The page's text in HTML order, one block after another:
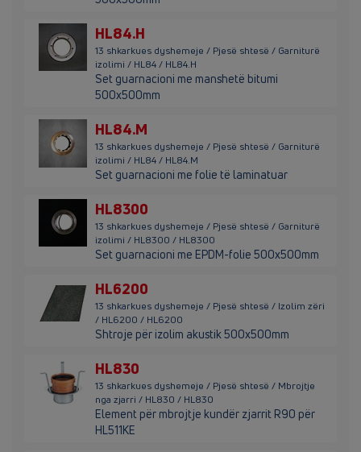
HL84.H
13 shkarkues dyshemeje / Pjesë shtesë / Garniturë
izolimi / HL84 / HL84.H
Set guarnacioni me manshetë bitumi
500x500mm
HL84.M
13 shkarkues dyshemeje / Pjesë shtesë / Garniturë
izolimi / HL84 / HL84.M
Set guarnacioni me folie të laminatuar
HL8300
13 shkarkues dyshemeje / Pjesë shtesë / Garniturë
izolimi / HL8300 / HL8300
Set guarnacioni me EPDM-folie 500x500mm
HL6200
13 shkarkues dyshemeje / Pjesë shtesë / Izolim zëri
/ HL6200 / HL6200
Shtroje për izolim akustik 500x500mm
HL830
13 shkarkues dyshemeje / Pjesë shtesë / Mbrojtje
nga zjarri / HL830 / HL830
Element për mbrojtje kundër zjarrit R90 për
HL511KE